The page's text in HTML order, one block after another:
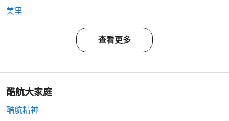
美里
查看更多
酷航大家庭
酷航精神